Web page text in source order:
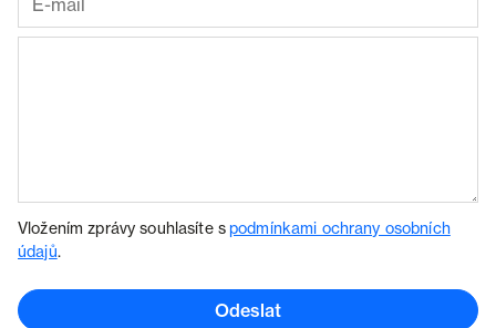
Vložením zprávy souhlasíte spodmínkami ochrany osobních
údajů.
Odeslat